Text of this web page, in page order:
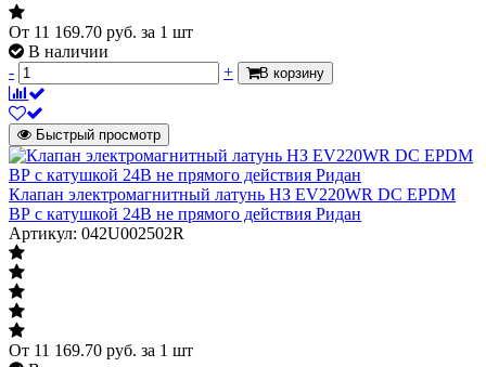
От 11 169.70 руб. за 1 шт
В наличии
-
+ В корзину
Быстрый просмотр
Клапан электромагнитный латунь НЗ EV220WR DC EPDM
ВР с катушкой 24В не прямого действия Ридан
Артикул: 042U002502R
От 11 169.70 руб. за 1 шт